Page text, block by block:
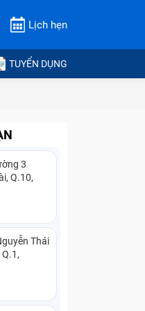
Lịch hẹn
TUYỂN DỤNG
3
Q.10,
Thái